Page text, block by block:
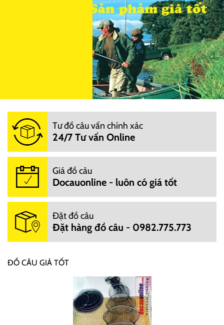
Tư đồ câu vấn chính xác
24/7 Tư vấn Online
Giá đồ câu
Docauonline - luôn có giá tốt
Đặt đồ câu
Đặt hàng đồ câu - 0982.775.773
ĐỒ CÂU GIÁ TỐT